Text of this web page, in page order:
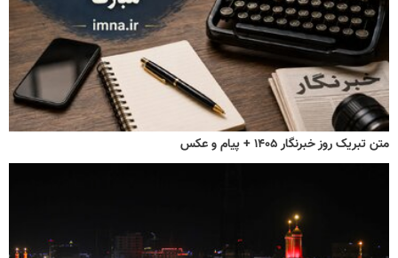
متن تبریک روز خبرنگار ۱۴۰۵ + پیام و عکس